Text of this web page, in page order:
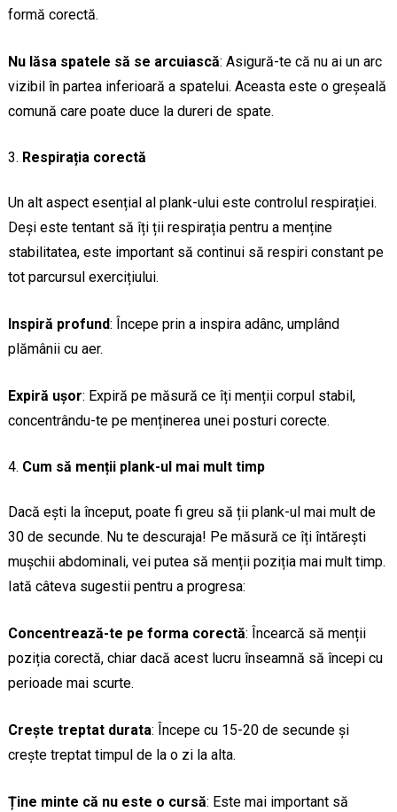
formă corectă.
Nu lăsa spatele să se arcuiască: Asigură-te că nu ai un arc
vizibil în partea inferioară a spatelui. Aceasta este o greșeală
comună care poate duce la dureri de spate.
Respirația corectă
Un alt aspect esențial al plank-ului este controlul respirației.
Deși este tentant să îți ții respirația pentru a menține
stabilitatea, este important să continui să respiri constant pe
tot parcursul exercițiului.
Inspiră profund: Începe prin a inspira adânc, umplând
plămânii cu aer.
Expiră ușor: Expiră pe măsură ce îți menții corpul stabil,
concentrându-te pe menținerea unei posturi corecte.
Cum să menții plank-ul mai mult timp
Dacă ești la început, poate fi greu să ții plank-ul mai mult de
30 de secunde. Nu te descuraja! Pe măsură ce îți întărești
mușchii abdominali, vei putea să menții poziția mai mult timp.
Iată câteva sugestii pentru a progresa:
Concentrează-te pe forma corectă: Încearcă să menții
poziția corectă, chiar dacă acest lucru înseamnă să începi cu
perioade mai scurte.
Crește treptat durata: Începe cu 15-20 de secunde și
crește treptat timpul de la o zi la alta.
Ține minte că nu este o cursă: Este mai important să